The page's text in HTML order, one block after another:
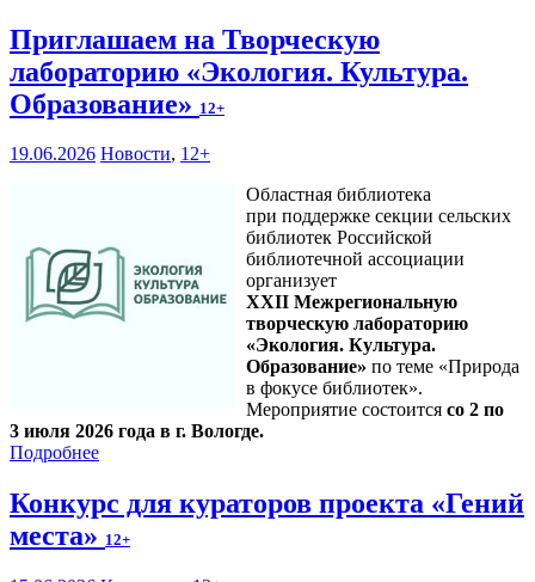
Приглашаем на Творческую
лабораторию «Экология. Культура.
Образование» 12+
19.06.2026 Новости, 12+
Областная библиотека
при поддержке секции сельских
библиотек Российской
библиотечной ассоциации
организует
XXII Межрегиональную
творческую лабораторию
«Экология. Культура.
Образование» по теме «Природа
в фокусе библиотек».
Мероприятие состоится со 2 по
3 июля 2026 года в г. Вологде.
Подробнее
Конкурс для кураторов проекта «Гений
места» 12+